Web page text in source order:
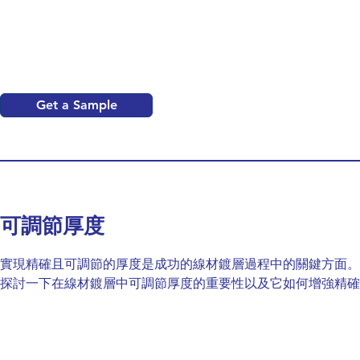
Get a Sample
可調節厚度
實現精確且可調節的厚度是成功的線材鍍層過程中的關鍵方面
探討一下在線材鍍層中可調節厚度的重要性以及它如何增強精